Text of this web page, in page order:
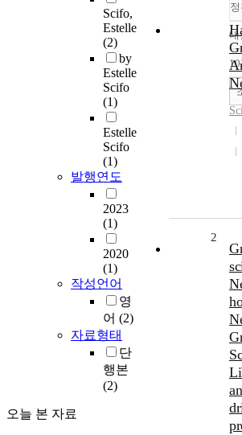
Scifo,
Estelle
(2)
by
Estelle
Scifo
(1)
Estelle
Scifo
(1)
발행연도
2023
(1)
2020
(1)
작성언어
영
어 (2)
자료형태
단
행본
(2)
오늘 본 자료
내
2